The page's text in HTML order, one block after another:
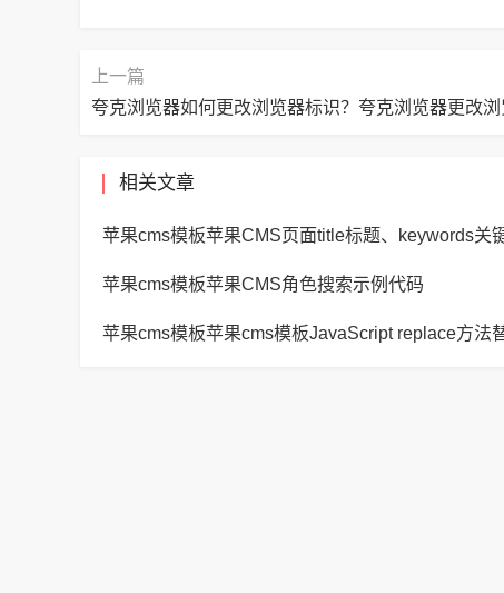
上一篇
相关文章
苹果cms模板苹果CMS角色搜索示例代码